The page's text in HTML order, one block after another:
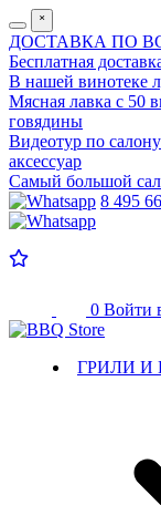
˟
ДОСТАВКА ПО
Бесплатная
В нашей винотеке
Мясная лавка с 50
говядины
Видеотур по
аксессуар
Самый большой
8 495
0 Войти
ГРИЛИ И